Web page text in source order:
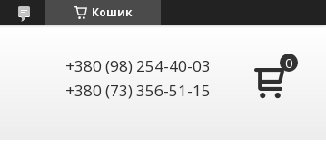
Кошик
+380 (98) 254-40-03
+380 (73) 356-51-15